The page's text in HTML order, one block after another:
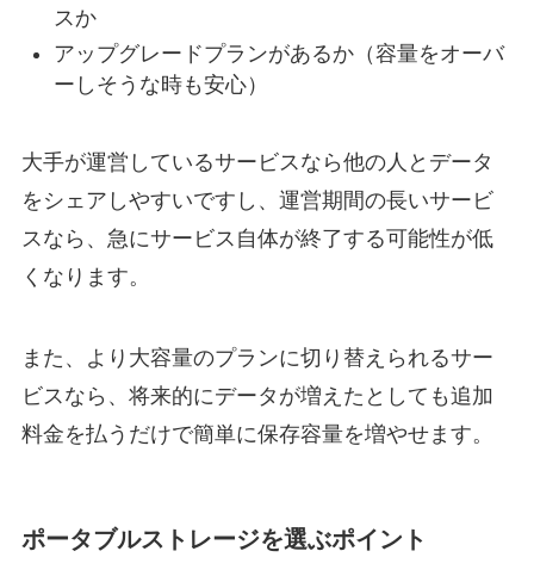
スか
アップグレードプランがあるか（容量をオーバ
ーしそうな時も安心）
大手が運営しているサービスなら他の人とデータ
をシェアしやすいですし、運営期間の長いサービ
スなら、急にサービス自体が終了する可能性が低
くなります。
また、より大容量のプランに切り替えられるサー
ビスなら、将来的にデータが増えたとしても追加
料金を払うだけで簡単に保存容量を増やせます。
ポータブルストレージを選ぶポイント